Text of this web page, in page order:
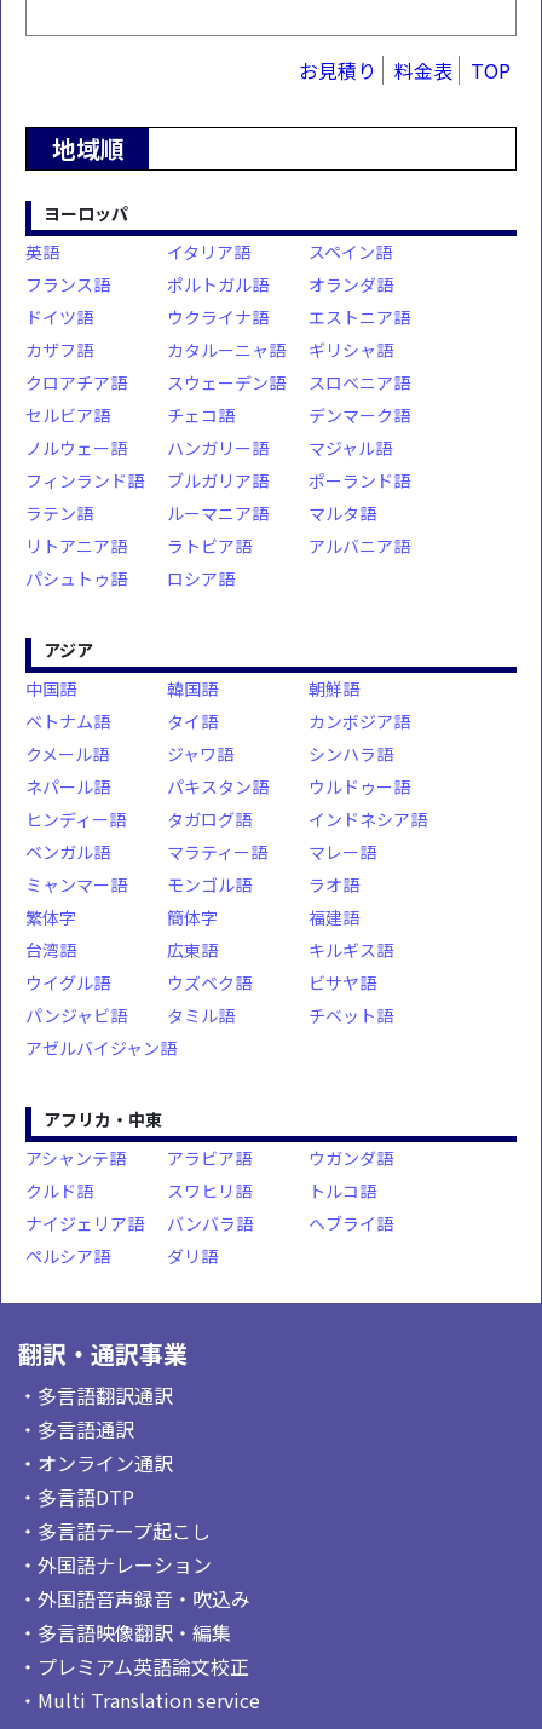
お見積り 料金表 TOP
地域順
ヨーロッパ
英語
イタリア語
スペイン語
フランス語
ポルトガル語
オランダ語
ドイツ語
ウクライナ語
エストニア語
カザフ語
カタルーニャ語
ギリシャ語
クロアチア語
スウェーデン語
スロベニア語
セルビア語
チェコ語
デンマーク語
ノルウェー語
ハンガリー語
マジャル語
フィンランド語
ブルガリア語
ポーランド語
ラテン語
ルーマニア語
マルタ語
リトアニア語
ラトビア語
アルバニア語
パシュトゥ語
ロシア語
アジア
中国語
韓国語
朝鮮語
ベトナム語
タイ語
カンボジア語
クメール語
ジャワ語
シンハラ語
ネパール語
パキスタン語
ウルドゥー語
ヒンディー語
タガログ語
インドネシア語
ベンガル語
マラティー語
マレー語
ミャンマー語
モンゴル語
ラオ語
繁体字
簡体字
福建語
台湾語
広東語
キルギス語
ウイグル語
ウズベク語
ビサヤ語
パンジャビ語
タミル語
チベット語
アゼルバイジャン語
アフリカ・中東
アシャンテ語
アラビア語
ウガンダ語
クルド語
スワヒリ語
トルコ語
ナイジェリア語
バンバラ語
ヘブライ語
ペルシア語
ダリ語